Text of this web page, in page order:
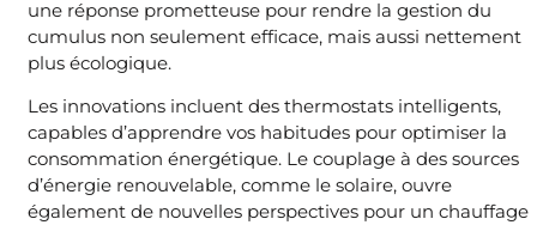
une réponse prometteuse pour rendre la gestion du
cumulus non seulement efficace, mais aussi nettement
plus écologique.
Les innovations incluent des thermostats intelligents,
capables d’apprendre vos habitudes pour optimiser la
consommation énergétique. Le couplage à des sources
d’énergie renouvelable, comme le solaire, ouvre
également de nouvelles perspectives pour un chauffage